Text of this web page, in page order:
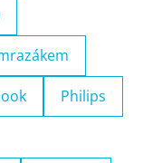
Philips